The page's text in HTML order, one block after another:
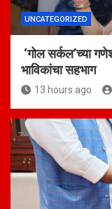
UNCATEGORIZED
‘गोल सर्कल’च्या
भाविकांचा सहभाग
13 hours ago